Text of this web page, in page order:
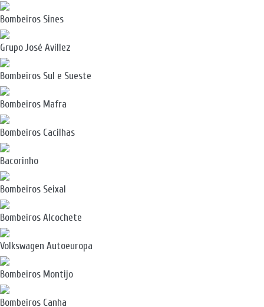
Bombeiros Sines
Grupo José Avillez
Bombeiros Sul e Sueste
Bombeiros Mafra
Bombeiros Cacilhas
Bacorinho
Bombeiros Seixal
Bombeiros Alcochete
Volkswagen Autoeuropa
Bombeiros Montijo
Bombeiros Canha